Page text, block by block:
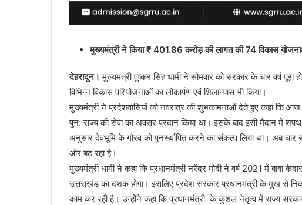
मुख्यमंत्री ने किया ₹ 401.86 करोड़ की लागत की 74 विकास
देहरादून।मुख्यमंत्री पुष्कर सिंह धामी ने सोमवार को सरकार के चार वर्ष
विभिन्न विकास परियोजनाओं का लोकार्पण एवं शिलान्यास भी किया।
मुख्यमंत्री ने प्रदेशवासियों को नवरात्र की शुभकामनाओं देते हुए कहा कि आज
पुन: राज्य की सेवा का अवसर प्रदान किया था। इसके बाद इसी मैदान में
अनुसार देवभूमि के गौरव को पुनर्स्थापित करने का संकल्प लिया था। अब
ओर बढ़ रहा है।
मुख्यमंत्री धामी ने कहा कि प्रधानमंत्री नरेंद्र मोदी ने वर्ष 2021 में बाबा
उत्तराखंड का दशक होगा। इसलिए प्रदेश सरकार प्रधानमंत्री के मुख से
काम कर रही है। उन्होंने कहा कि प्रधानमंत्री के कुशल नेतृत्व में राज्य सरकार